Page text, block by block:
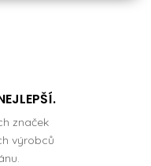
značek
výrobců